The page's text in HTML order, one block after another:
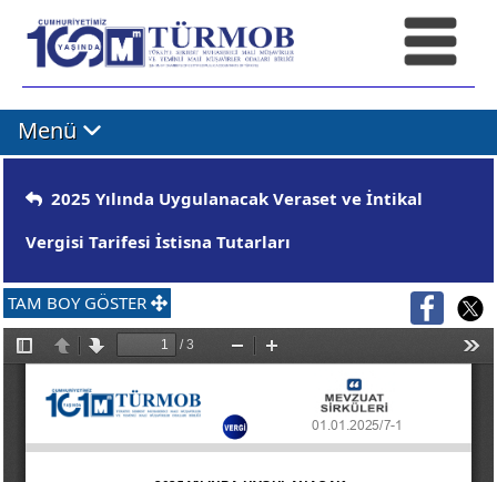
Menü
2025 Yılında Uygulanacak Veraset ve İntikal
Vergisi Tarifesi İstisna Tutarları
TAM BOY GÖSTER